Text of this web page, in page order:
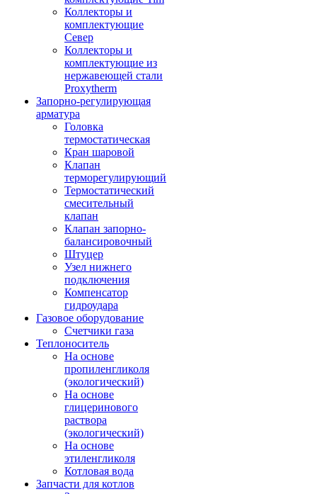
Коллекторы и
комплектующие
Север
Коллекторы и
комплектующие из
нержавеющей стали
Proxytherm
Запорно-регулирующая
арматура
Головка
термостатическая
Кран шаровой
Клапан
терморегулирующий
Термостатический
смесительный
клапан
Клапан запорно-
балансировочный
Штуцер
Узел нижнего
подключения
Компенсатор
гидроудара
Газовое оборудование
Счетчики газа
Теплоноситель
На основе
пропиленгликоля
(экологический)
На основе
глицеринового
раствора
(экологический)
На основе
этиленгликоля
Котловая вода
Запчасти для котлов